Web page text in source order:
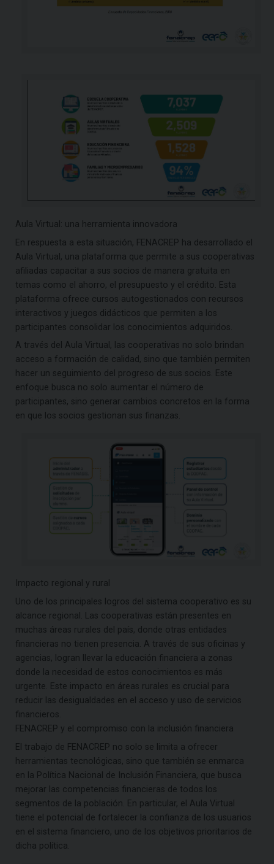
Aula Virtual: una herramienta innovadora
En respuesta a esta situación, FENACREP ha desarrollado el
Aula Virtual, una plataforma que permite a sus cooperativas
afiliadas capacitar a sus socios de manera gratuita en
temas como el ahorro, el presupuesto y el crédito. Esta
plataforma ofrece cursos autogestionados con recursos
interactivos y juegos didácticos que permiten a los
participantes consolidar los conocimientos adquiridos.
A través del Aula Virtual, las cooperativas no solo brindan
acceso a formación de calidad, sino que también permiten
hacer un seguimiento del progreso de sus socios. Este
enfoque busca no solo aumentar el número de
participantes, sino generar cambios concretos en la forma
en que los socios gestionan sus finanzas.
Impacto regional y rural
Uno de los principales logros del sistema cooperativo es su
alcance regional. Las cooperativas están presentes en
muchas áreas rurales del país, donde otras entidades
financieras no tienen presencia. A través de sus oficinas y
agencias, logran llevar la educación financiera a zonas
donde la necesidad de estos conocimientos es más
urgente. Este impacto en áreas rurales es crucial para
reducir las desigualdades en el acceso y uso de servicios
financieros.
FENACREP y el compromiso con la inclusión financiera
El trabajo de FENACREP no solo se limita a ofrecer
herramientas tecnológicas, sino que también se enmarca
en la Política Nacional de Inclusión Financiera, que busca
mejorar las competencias financieras de todos los
segmentos de la población. En particular, el Aula Virtual
tiene el potencial de fortalecer la confianza de los usuarios
en el sistema financiero, uno de los objetivos prioritarios de
dicha política.